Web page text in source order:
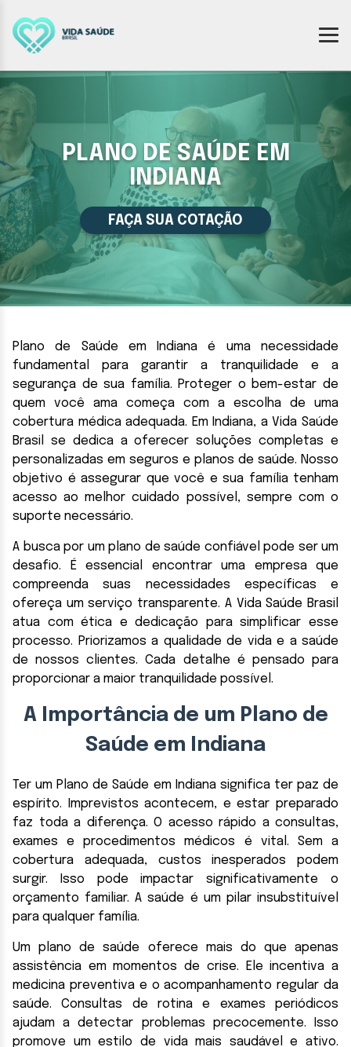
PLANO DE SAÚDE EM
INDIANA
FAÇA SUA COTAÇÃO
Plano de Saúde em Indiana é uma necessidade
fundamental para garantir a tranquilidade e a
segurança de sua família. Proteger o bem-estar de
quem você ama começa com a escolha de uma
cobertura médica adequada. Em Indiana, a Vida Saúde
Brasil se dedica a oferecer soluções completas e
personalizadas em seguros e planos de saúde. Nosso
objetivo é assegurar que você e sua família tenham
acesso ao melhor cuidado possível, sempre com o
suporte necessário.
A busca por um plano de saúde confiável pode ser um
desafio. É essencial encontrar uma empresa que
compreenda suas necessidades específicas e
ofereça um serviço transparente. A Vida Saúde Brasil
atua com ética e dedicação para simplificar esse
processo. Priorizamos a qualidade de vida e a saúde
de nossos clientes. Cada detalhe é pensado para
proporcionar a maior tranquilidade possível.
A Importância de um Plano de
Saúde em Indiana
Ter um Plano de Saúde em Indiana significa ter paz de
espírito. Imprevistos acontecem, e estar preparado
faz toda a diferença. O acesso rápido a consultas,
exames e procedimentos médicos é vital. Sem a
cobertura adequada, custos inesperados podem
surgir. Isso pode impactar significativamente o
orçamento familiar. A saúde é um pilar insubstituível
para qualquer família.
Um plano de saúde oferece mais do que apenas
assistência em momentos de crise. Ele incentiva a
medicina preventiva e o acompanhamento regular da
saúde. Consultas de rotina e exames periódicos
ajudam a detectar problemas precocemente. Isso
promove um estilo de vida mais saudável e ativo.